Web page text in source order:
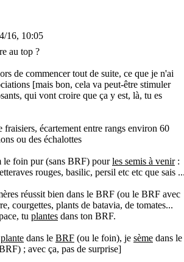
16, 10:05
au top ?
de commencer tout de suite, ce que je n'ai
[mais bon, cela va peut-être stimuler
qui vont croire que ça y est, là, tu es
fraisiers, écartement entre rangs environ 60
ou des échalottes
le foin pur (sans BRF) pourles semis à venir:
rouges, basilic, persil etc etc que sais
réussit bien dans le BRF (ou le BRF avec
courgettes, plants de batavia, de tomates...
tu plantes dans ton BRF.
plante dans le BRF (ou le foin), je sème dans le
; avec ça, pas de surprise]